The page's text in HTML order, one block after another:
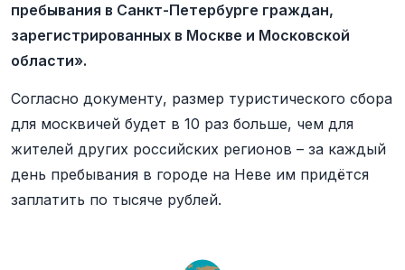
пребывания в Санкт-Петербурге граждан,
зарегистрированных в Москве и Московской
области».
Согласно документу, размер туристического сбора
для москвичей будет в 10 раз больше, чем для
жителей других российских регионов – за каждый
день пребывания в городе на Неве им придётся
заплатить по тысяче рублей.